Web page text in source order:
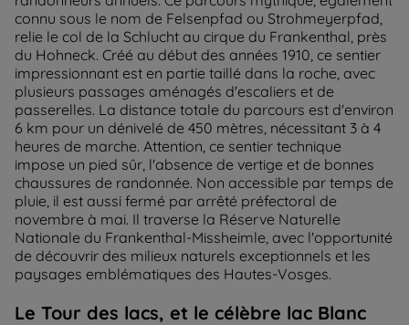
connu sous le nom de Felsenpfad ou Strohmeyerpfad,
relie le col de la Schlucht au cirque du Frankenthal, près
du Hohneck. Créé au début des années 1910, ce sentier
impressionnant est en partie taillé dans la roche, avec
plusieurs passages aménagés d'escaliers et de
passerelles. La distance totale du parcours est d'environ
6 km pour un dénivelé de 450 mètres, nécessitant 3 à 4
heures de marche. Attention, ce sentier technique
impose un pied sûr, l'absence de vertige et de bonnes
chaussures de randonnée. Non accessible par temps de
pluie, il est aussi fermé par arrêté préfectoral de
novembre à mai. Il traverse la Réserve Naturelle
Nationale du Frankenthal-Missheimle, avec l'opportunité
de découvrir des milieux naturels exceptionnels et les
paysages emblématiques des Hautes-Vosges.
Le Tour des lacs, et le célèbre lac Blanc